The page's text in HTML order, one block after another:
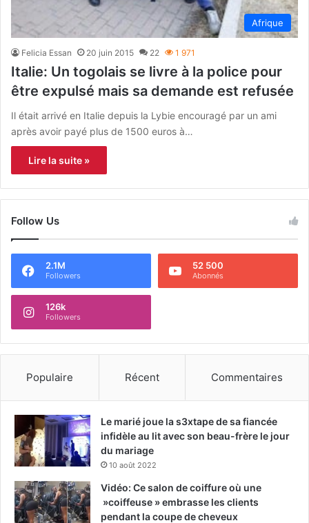
Afrique
Felicia Essan 20 juin 2015 22 1 971
Italie: Un togolais se livre à la police pour
être expulsé mais sa demande est refusée
Il était arrivé en Italie depuis la Lybie encouragé par un ami
après avoir payé plus de 1500 euros à…
Lire la suite »
Follow Us
2.1M
Followers
52 500
Abonnés
126k
Followers
Populaire Récent Commentaires
Le marié joue la s3xtape de sa fiancée
infidèle au lit avec son beau-frère le jour
du mariage
10 août 2022
Vidéo: Ce salon de coiffure où une
»coiffeuse » embrasse les clients
pendant la coupe de cheveux